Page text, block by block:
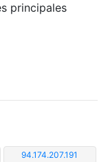
principales
94.174.207.191